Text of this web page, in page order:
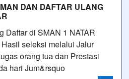
DAN DAFTAR ULANG
Daftar di SMAN 1 NATAR
seleksi melalui Jalur
orang tua dan Prestasi
hari Jum&rsquo